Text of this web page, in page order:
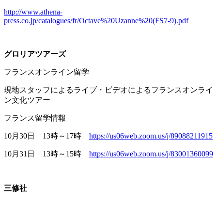
http://www.athena-
press.co.jp/catalogues/fr/Octave%20Uzanne%20(FS7-9).pdf
グロリアツアーズ
フランスオンライン留学
現地スタッフによるライブ・ビデオによるフランスオンライ
ン文化ツアー
フランス留学情報
10月 30日 13時～ 17時 https://us06web.zoom.us/j/89088211915
10月 31 日 13時～ 15時 https://us06web.zoom.us/j/83001360099
三修社